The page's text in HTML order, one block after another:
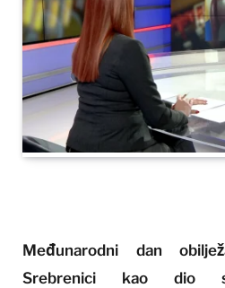
Međunarodni dan
Srebrenici kao dio